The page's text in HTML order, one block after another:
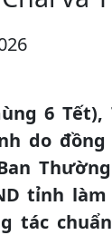
6
do
tỉnh
tác